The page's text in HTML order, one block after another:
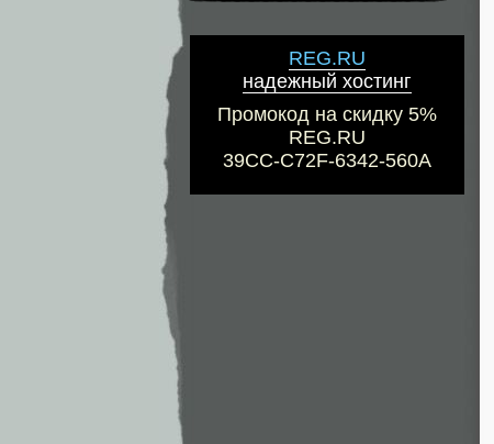
REG.RU
надежный хостинг
Промокод на скидку 5%
REG.RU
39CC-C72F-6342-560A